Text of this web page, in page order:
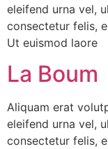
eleifend urna vel,
consectetur felis,
Ut euismod laore
La Boum
Aliquam erat
eleifend urna vel,
consectetur felis,